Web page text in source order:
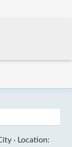
· Location: